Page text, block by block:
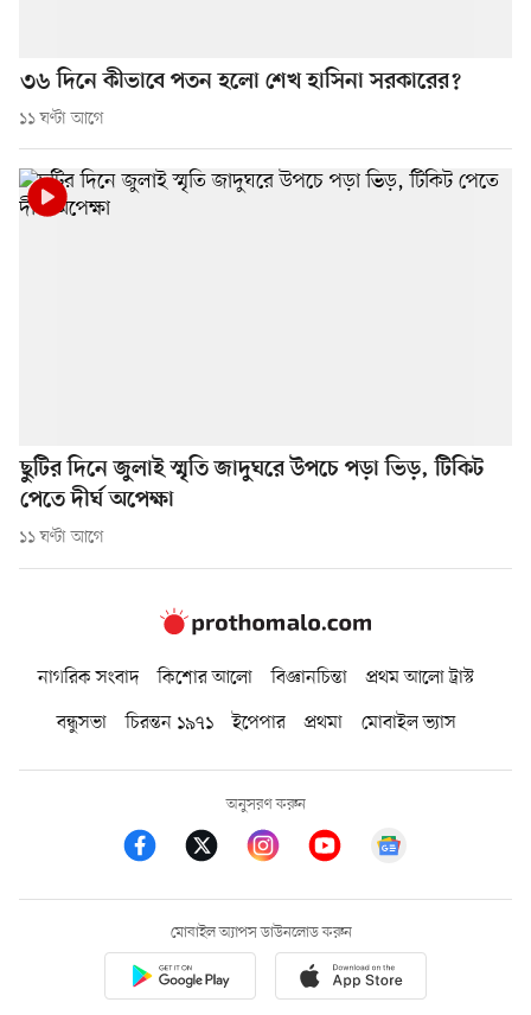
৩৬ দিনে কীভাবে পতন হলো শেখ হাসিনা সরকারের?
১১ ঘণ্টা আগে
ছুটির দিনে জুলাই স্মৃতি জাদুঘরে উপচে পড়া ভিড়, টিকিট
পেতে দীর্ঘ অপেক্ষা
১১ ঘণ্টা আগে
নাগরিক সংবাদ কিশোর আলো বিজ্ঞানচিন্তা
প্রথম আলো ট্রাস্ট
বন্ধুসভা
চিরন্তন ১৯৭১ ইপেপার প্রথমা মোবাইল ভ্যাস
অনুসরণ করুন
মোবাইল অ্যাপস ডাউনলোড করুন